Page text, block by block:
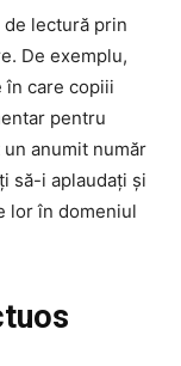
lectură prin
De exemplu,
în care copiii
pentru
anumit număr
să-i aplaudați și
lor în domeniul